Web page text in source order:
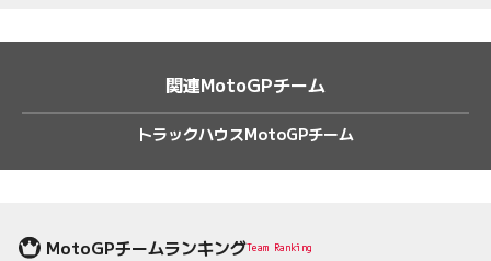
関連MotoGPチーム
トラックハウスMotoGPチーム
MotoGPチームランキングTeam Ranking